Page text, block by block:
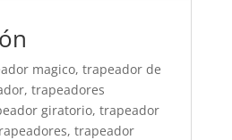
magico, trapeador de
trapeadores
giratorio, trapeador
trapeador